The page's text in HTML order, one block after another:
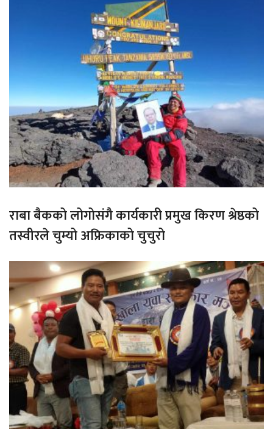
राबा बैकको लोगोसंगै कार्यकारी प्रमुख किरण श्रेष्ठको
तस्वीरले चुम्यो अफ्रिकाको चुचुरो